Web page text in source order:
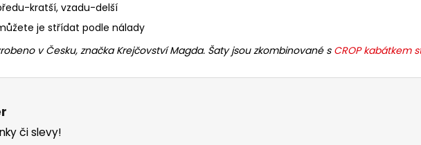
kratší, vzadu-delší
je střídat podle nálady
v Česku, značka Krejčovství Magda. Šaty jsou zkombinované s CROP kabátkem
či slevy!